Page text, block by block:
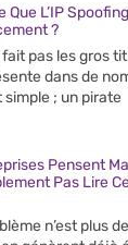
Que L’IP
?
fait pas les gros
dans de
; un pirate
Pensent
Pas Lire
n’est plus